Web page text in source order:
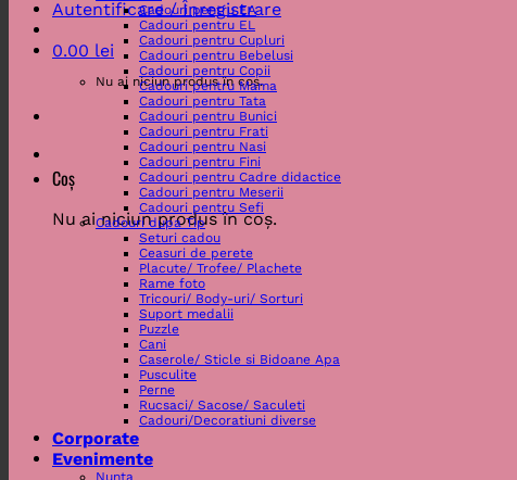
Autentificare / Înregistrare
0.00 lei
Nu ai niciun produs în coș.
Coș
Nu ai niciun produs în coș.
Cadouri pentru EA
Cadouri pentru EL
Cadouri pentru Cupluri
Cadouri pentru Bebelusi
Cadouri pentru Copii
Cadouri pentru Mama
Cadouri pentru Tata
Cadouri pentru Bunici
Cadouri pentru Frati
Cadouri pentru Nasi
Cadouri pentru Fini
Cadouri pentru Cadre didactice
Cadouri pentru Meserii
Cadouri pentru Sefi
Cadouri dupa Tip
Seturi cadou
Ceasuri de perete
Placute/ Trofee/ Plachete
Rame foto
Tricouri/ Body-uri/ Sorturi
Suport medalii
Puzzle
Cani
Caserole/ Sticle si Bidoane Apa
Pusculite
Perne
Rucsaci/ Sacose/ Saculeti
Cadouri/Decoratiuni diverse
Corporate
Evenimente